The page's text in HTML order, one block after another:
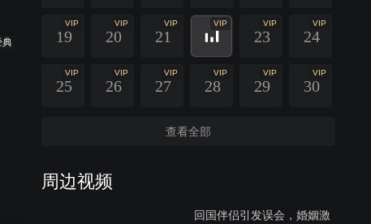
VIP
19
VIP
20
VIP
21
VIP VIP
23
VIP
24
VIP
25
VIP
26
VIP
27
VIP
28
VIP
29
VIP
30
查看全部
周边视频
回国伴侣引发误会，婚姻激
典